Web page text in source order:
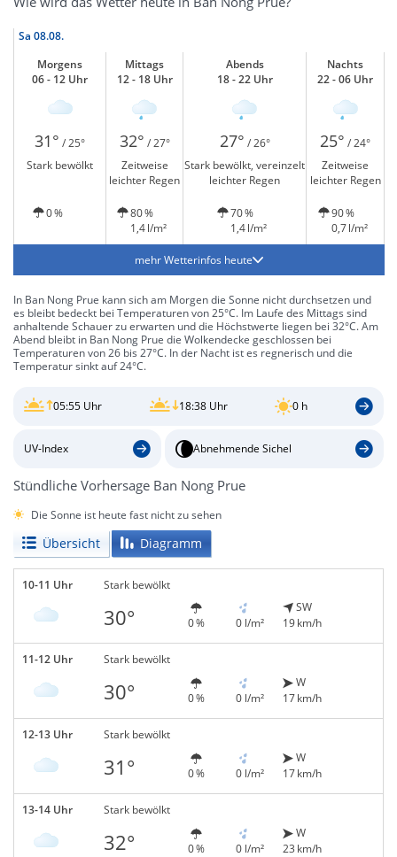
Sa 08.08.
Morgens
06 - 12 Uhr
Mittags
12 - 18 Uhr
Abends
18 - 22 Uhr
Nachts
22 - 06 Uhr
31° / 25° 32° / 27° 27° / 26° 25° / 24°
Stark bewölkt
Zeitweise
leichter Regen
Stark bewölkt, vereinzelt
leichter Regen
Zeitweise
leichter Regen
0 %
80 %
1,4 l/m²
70 %
1,4 l/m²
90 %
0,7 l/m²
mehr Wetterinfos heute
In Ban Nong Prue kann sich am Morgen die Sonne nicht durchsetzen und
es bleibt bedeckt bei Temperaturen von 25°C. Im Laufe des Mittags sind
anhaltende Schauer zu erwarten und die Höchstwerte liegen bei 32°C. Am
Abend bleibt in Ban Nong Prue die Wolkendecke geschlossen bei
Temperaturen von 26 bis 27°C. In der Nacht ist es regnerisch und die
Temperatur sinkt auf 24°C.
05:55 Uhr 18:38 Uhr 0 h
UV-Index Abnehmende Sichel
Stündliche Vorhersage Ban Nong Prue
Die Sonne ist heute fast nicht zu sehen
Übersicht Diagramm
10-11 Uhr Stark bewölkt
30° 0 % 0 l/m²
SW
19 km/h
11-12 Uhr Stark bewölkt
30° 0 % 0 l/m²
W
17 km/h
12-13 Uhr Stark bewölkt
31° 0 % 0 l/m²
W
17 km/h
13-14 Uhr Stark bewölkt
32° 0 % 0 l/m²
W
23 km/h